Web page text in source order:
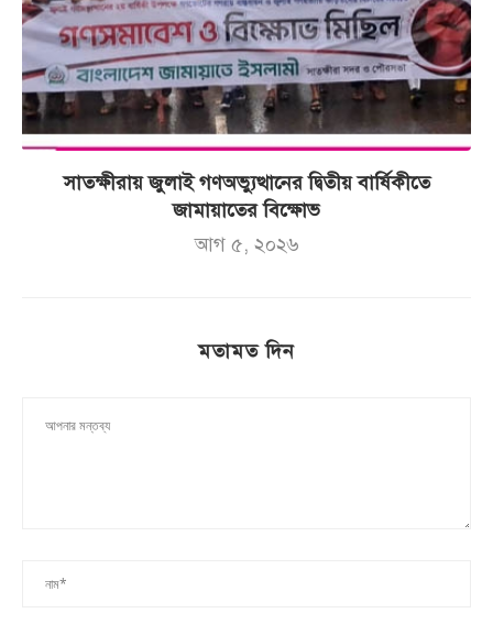
সাতক্ষীরায় জুলাই গণঅভ্যুত্থানের দ্বিতীয় বার্ষিকীতে
জামায়াতের বিক্ষোভ
আগ ৫, ২০২৬
মতামত দিন